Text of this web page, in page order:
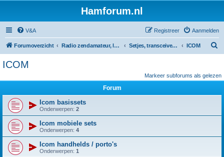
Hamforum.nl
V&A Aanmelden
Registreer
Forumoverzicht Radio zendamateur, luisteramateur en elektronica zelfbouw Setjes, transceivers, portofoons, ontvangers, mods, tips, etc ICOM
k
ICOM
Markeer subforums als gelezen
Forum
Icom basissets
Onderwerpen: 2
Icom mobiele sets
Onderwerpen: 4
Icom handhelds / porto's
Onderwerpen: 1